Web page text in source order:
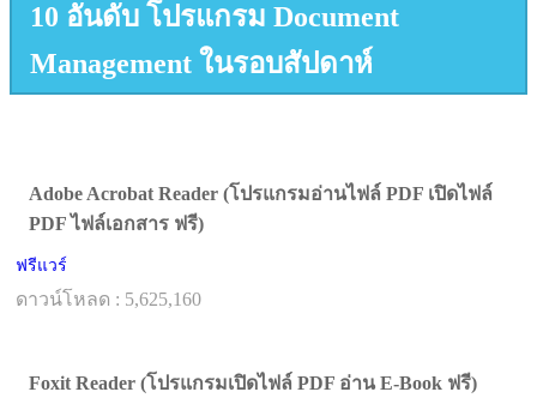
10 อันดับ โปรแกรม Document
Management ในรอบสัปดาห์
Adobe Acrobat Reader (โปรแกรมอ่านไฟล์ PDF เปิดไฟล์
PDF ไฟล์เอกสาร ฟรี)
ฟรีแวร์
ดาวน์โหลด : 5,625,160
Foxit Reader (โปรแกรมเปิดไฟล์ PDF อ่าน E-Book ฟรี)